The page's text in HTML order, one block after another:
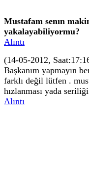
Mustafam senın
yakalayabiliyormu?
Alıntı
(14-05-2012,
Başkanım yapmayın
farklı değil lütfen .
hızlanması yada
Alıntı